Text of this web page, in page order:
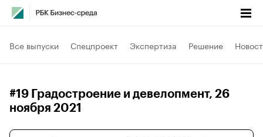
Все выпуски Спецпроект Экспертиза Решение
#19 Градостроение и девелопмент, 26
ноября 2021